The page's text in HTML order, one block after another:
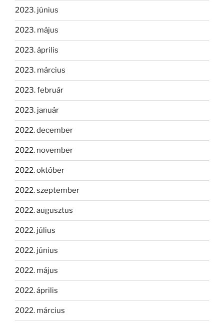
2023. június
2023. május
2023. április
2023. március
2023. február
2023. január
2022. december
2022. november
2022. október
2022. szeptember
2022. augusztus
2022. július
2022. június
2022. május
2022. április
2022. március